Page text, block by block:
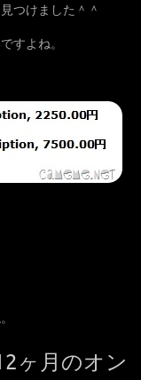
つけました＾＾
すよね。
ヶ月のオン